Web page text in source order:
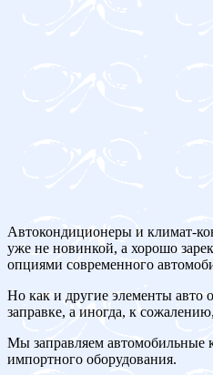
Автокондиционеры и климат-
уже не новинкой, а хорошо
опциями современного
Но как и другие элементы авто
заправке, а иногда, к
Мы заправляем
импортного оборудования.